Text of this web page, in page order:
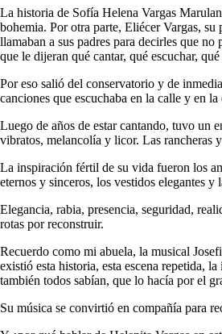
La historia de Sofía Helena Vargas
bohemia. Por otra parte, Eliécer Vargas,
llamaban a sus padres para decirles que
que le dijeran qué cantar, qué escuchar, qué
Por eso salió del conservatorio y de
canciones que escuchaba en la calle y en
Luego de años de estar cantando, tuvo un
vibratos, melancolía y licor. Las rancheras
La inspiración fértil de su vida fueron los
eternos y sinceros, los vestidos elegantes
Elegancia, rabia, presencia, seguridad,
rotas por reconstruir.
Recuerdo como mi abuela, la musical
existió esta historia, esta escena repetida,
también todos sabían, que lo hacía por el
Su música se convirtió en compañía para